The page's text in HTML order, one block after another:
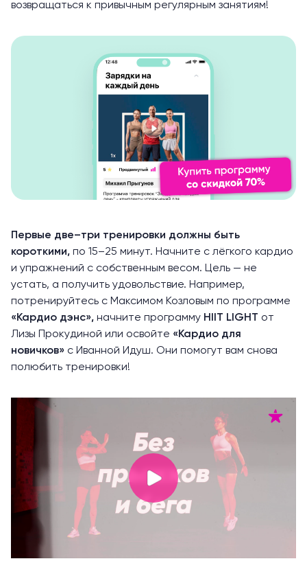
возвращаться к привычным регулярным занятиям!
Первые две–три тренировки должны быть
короткими, по 15–25 минут. Начните с лёгкого кардио
и упражнений с собственным весом. Цель — не
устать, а получить удовольствие. Например,
потренируйтесь с Максимом Козловым по программе
«Кардио дэнс», начните программу HIIT LIGHT от
Лизы Прокудиной или освойте «Кардио для
новичков» с Иванной Идуш. Они помогут вам снова
полюбить тренировки!